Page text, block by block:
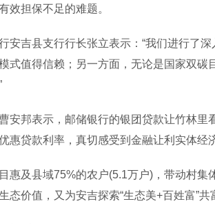
效担保不足的难题。
吉县支行行长张立表示：“我们进行了深
式值得信赖；另一方面，无论是国家双
邦表示，邮储银行的银团贷款让竹林里
惠贷款利率，真切感受到金融让利实体经
及县域75%的农户(5.1万户)，带动村集
态价值，又为安吉探索“生态美+百姓富”共